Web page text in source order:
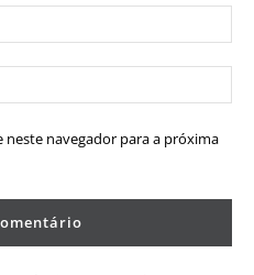
neste navegador para a próxima